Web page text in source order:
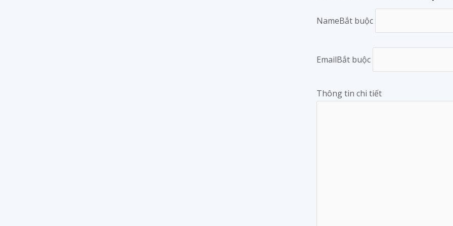
NameBắt buộc
EmailBắt buộc
Thông tin chi tiết